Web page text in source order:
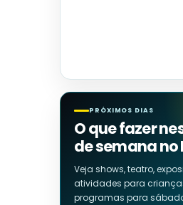
PRÓXIMOS DIAS
O que fazer
de semana no
Veja shows, teatro,
atividades para
programas para